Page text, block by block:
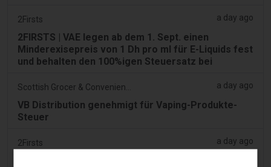
2Firsts a day ago
2FIRSTS | VAE legen ab dem 1. Sept. einen
Minderexisepreis von 1 Dh pro ml für E-Liquids fest
und behalten den 100%igen Steuersatz bei
a day ago
VB Distribution genehmigt für Vaping-Produkte-
Steuer
2Firsts a day ago